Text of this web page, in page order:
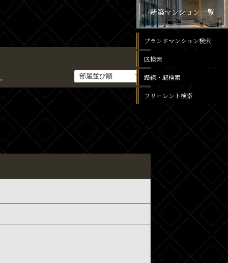
新築マンション一覧
ブランドマンション検索
区検索
路線・駅検索
フリーレント検索